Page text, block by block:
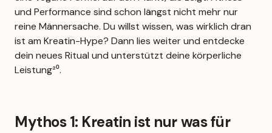
und Performance sind schon längst nicht mehr nur
reine Männersache. Du willst wissen, was wirklich dran
ist am Kreatin-Hype? Dann lies weiter und entdecke
dein neues Ritual und unterstützt deine körperliche
Leistung²⁰.
Mythos 1: Kreatin ist nur was für